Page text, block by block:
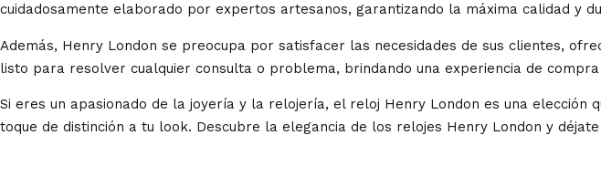
cuidadosamente elaborado por expertos artesanos, garantizando la máxima calidad y
Además, Henry London se preocupa por satisfacer las necesidades de sus clientes,
listo para resolver cualquier consulta o problema, brindando una experiencia de
Si eres un apasionado de la joyería y la relojería, el reloj Henry London es una
toque de distinción a tu look. Descubre la elegancia de los relojes Henry London y